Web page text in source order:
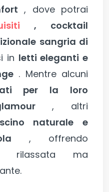
, dove potrai
, cocktail
sangria di
in letti eleganti e
. Mentre alcuni
per la loro
, altri
naturale e
, offrendo
rilassata ma